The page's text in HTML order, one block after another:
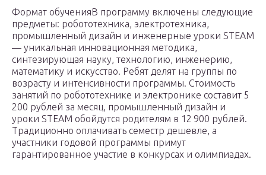
Формат обученияВ программу включены следующие
предметы: робототехника, электротехника,
промышленный дизайн и инженерные уроки STEAM
— уникальная инновационная методика,
синтезирующая науку, технологию, инженерию,
математику и искусство. Ребят делят на группы по
возрасту и интенсивности программы. Стоимость
занятий по робототехнике и электронике составит 5
200 рублей за месяц, промышленный дизайн и
уроки STEAM обойдутся родителям в 12 900 рублей.
Традиционно оплачивать семестр дешевле, а
участники годовой программы примут
гарантированное участие в конкурсах и олимпиадах.